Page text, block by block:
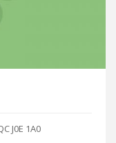
J0E 1A0